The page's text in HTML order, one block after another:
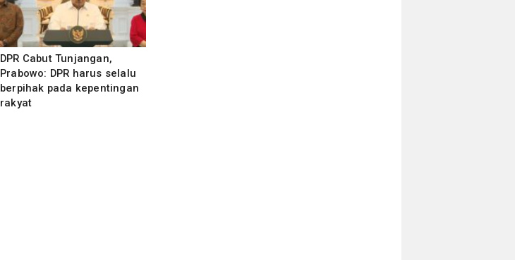
DPR Cabut Tunjangan,
Prabowo: DPR harus selalu
berpihak pada kepentingan
rakyat